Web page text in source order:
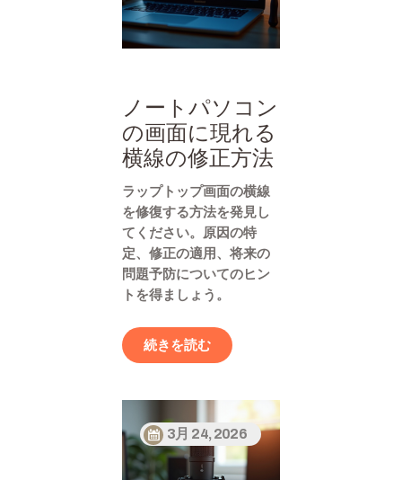
ノートパソコン
の画面に現れる
横線の修正方法
ラップトップ画面の横線
を修復する方法を発見し
てください。原因の特
定、修正の適用、将来の
問題予防についてのヒン
トを得ましょう。
続きを読む
3月 24, 2026